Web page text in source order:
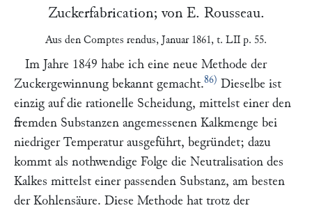
Zuckerfabrication; von E. Rousseau.
Aus den Comptes rendus, Januar 1861, t. LII p. 55.
Im Jahre 1849 habe ich eine neue Methode der
Zuckergewinnung bekannt gemacht.86) Dieselbe ist
einzig auf die rationelle Scheidung, mittelst einer den
fremden Substanzen angemessenen Kalkmenge bei
niedriger Temperatur ausgeführt, begründet; dazu
kommt als nothwendige Folge die Neutralisation des
Kalkes mittelst einer passenden Substanz, am besten
der Kohlensäure. Diese Methode hat trotz der